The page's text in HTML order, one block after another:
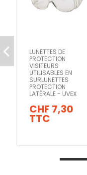
LUNETTES DE
PROTECTION
VISITEURS
UTILISABLES EN
SURLUNETTES
PROTECTION
LATÉRALE - UVEX
CHF 7,30
TTC